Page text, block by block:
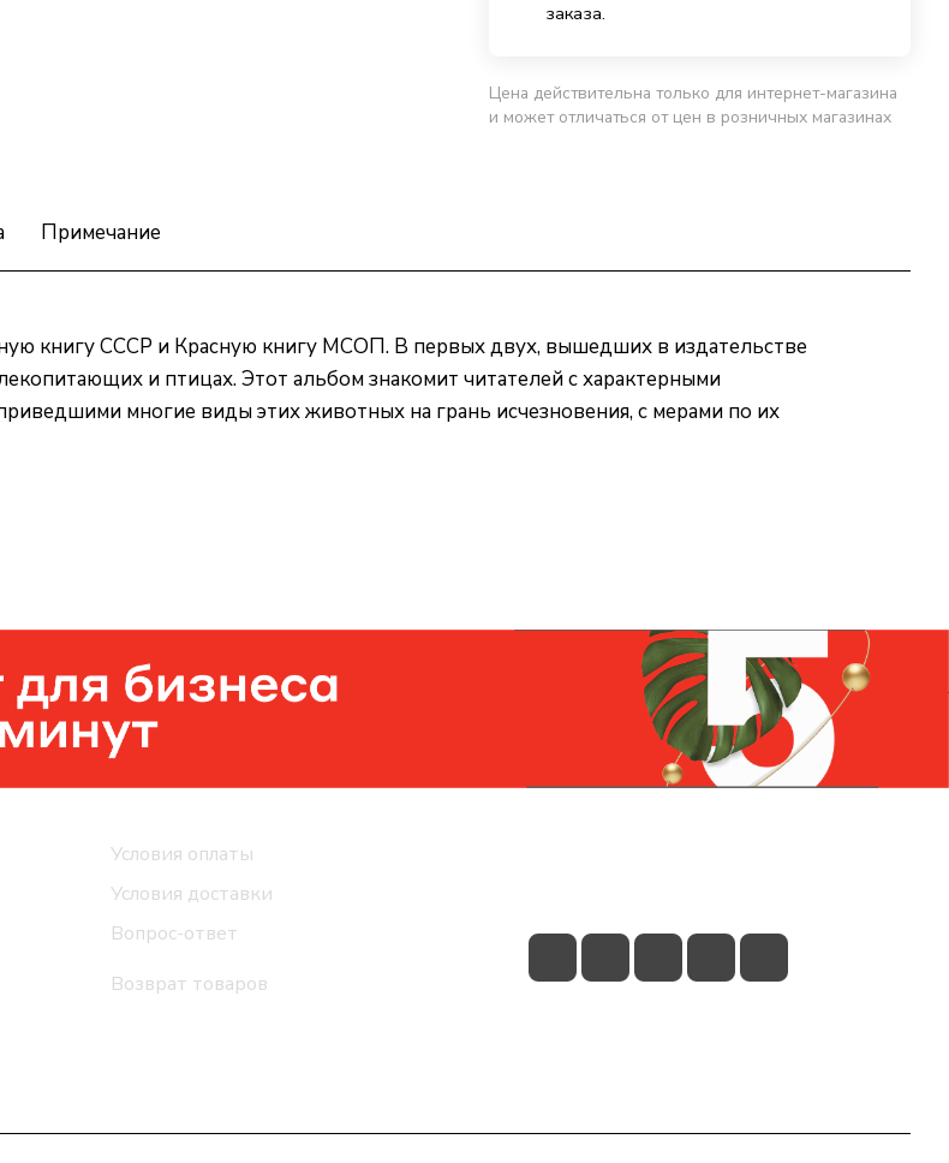
заказа.
Цена действительна только для интернет-магазина
и может отличаться от цен в розничных магазинах
Примечание
книгу СССР и Красную книгу МСОП. В первых двух, вышедших в издательстве
и птицах. Этот альбом знакомит читателей с характерными
многие виды этих животных на грань исчезновения, с мерами по их
Условия оплаты
Условия доставки
Вопрос-ответ
Возврат товаров